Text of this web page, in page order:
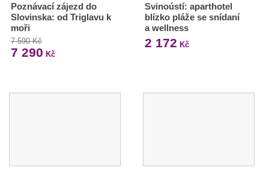
Poznávací zájezd do
Slovinska: od Triglavu k
moři
7 590 Kč
7 290 Kč
Svinoústí: aparthotel
blízko pláže se snídaní
a wellness
2 172 Kč